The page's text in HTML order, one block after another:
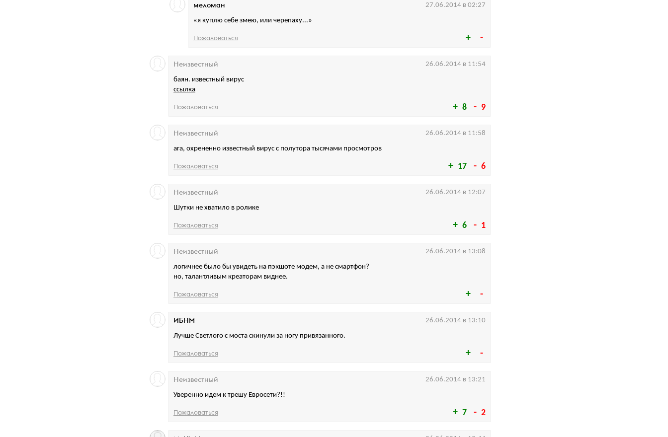
«я куплю себе змею, или черепаху...»
меломан 27.06.2014 в 02:27
Пожаловаться
8 9
баян. известный вирус
ссылка
Неизвестный 26.06.2014 в 11:54
Пожаловаться
17 6
ага, охрененно известный вирус с полутора тысячами просмотров
Неизвестный 26.06.2014 в 11:58
Пожаловаться
6 1
Шутки не хватило в ролике
Неизвестный 26.06.2014 в 12:07
Пожаловаться
логичнее было бы увидеть на пэкшоте модем, а не смартфон?
но, талантливым креаторам виднее.
Неизвестный 26.06.2014 в 13:08
Пожаловаться
Лучше Светлого с моста скинули за ногу привязанного.
ИБНМ 26.06.2014 в 13:10
Пожаловаться
7 2
Уверенно идем к трешу Евросети?!!
Неизвестный 26.06.2014 в 13:21
Пожаловаться